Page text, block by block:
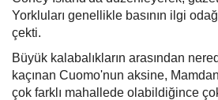
Yorkluları genellikle basının ilgi
çekti.
Büyük kalabalıkların arasından
kaçınan Cuomo'nun aksine,
çok farklı mahallede olabildiğince